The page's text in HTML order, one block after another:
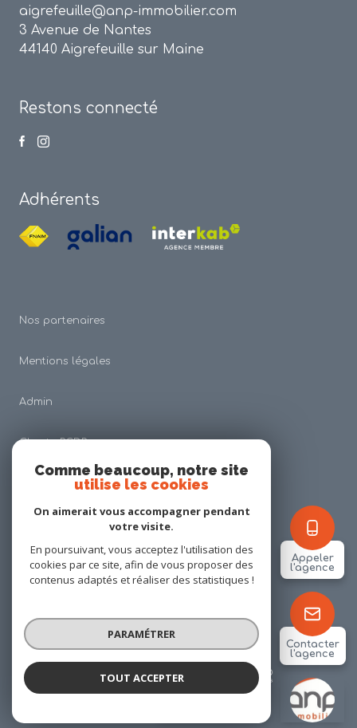
ANP IMMOBILIER
Appeler
l'agence
Contacter
l'agence
aigrefeuille@anp-immobilier.com
3 Avenue de Nantes
44140 Aigrefeuille sur Maine
Restons connecté
Adhérents
Nos partenaires
Mentions légales
Admin
Charte RGDP
Nos honoraires
Cookies
© 2026 | Tous droits réservés
Réalisé par
Comme beaucoup, notre site
utilise les cookies
On aimerait vous accompagner pendant
votre visite.
En poursuivant, vous acceptez l'utilisation des
cookies par ce site, afin de vous proposer des
contenus adaptés et réaliser des statistiques !
PARAMÉTRER
TOUT ACCEPTER